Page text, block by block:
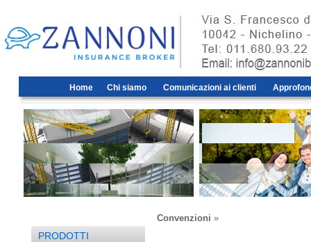
Home Chi siamo Comunicazioni ai clienti
PRODOTTI
Convenzioni »